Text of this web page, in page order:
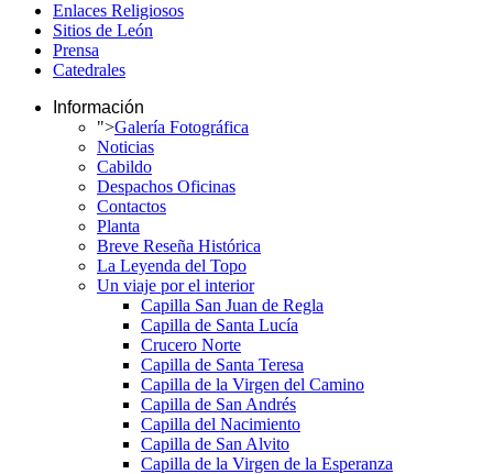
Enlaces Religiosos
Sitios de León
Prensa
Catedrales
Información
">Galería Fotográfica
Noticias
Cabildo
Despachos Oficinas
Contactos
Planta
Breve Reseña Histórica
La Leyenda del Topo
Un viaje por el interior
Capilla San Juan de Regla
Capilla de Santa Lucía
Crucero Norte
Capilla de Santa Teresa
Capilla de la Virgen del Camino
Capilla de San Andrés
Capilla del Nacimiento
Capilla de San Alvito
Capilla de la Virgen de la Esperanza